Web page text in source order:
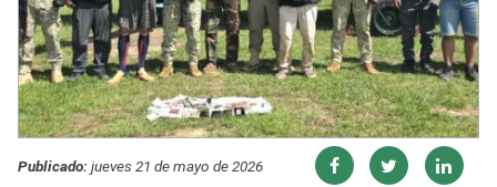
Publicado:jueves 21 de mayo de 2026